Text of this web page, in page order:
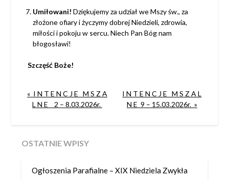
Umiłowani! Dziękujemy za udział we Mszy św., za
złożone ofiary i życzymydobrej Niedzieli, zdrowia,
miłości i pokoju w sercu. Niech Pan Bóg nam
błogosławi!
Szczęść Boże!
« I N T E N C J E M S Z A
L N E 2 – 8.03.2026r.
I N T E N C J E M S Z A L
N E 9 – 15.03.2026r. »
OSTATNIE WPISY
Ogłoszenia Parafialne – XIX Niedziela Zwykła